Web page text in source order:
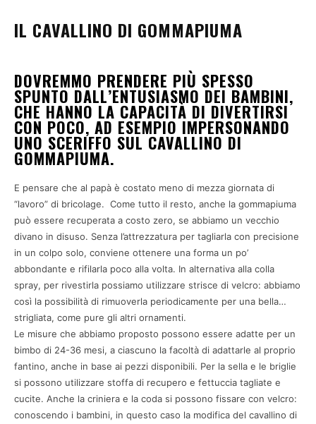
IL CAVALLINO DI GOMMAPIUMA
DOVREMMO PRENDERE PIÙ SPESSO
SPUNTO DALL’ENTUSIASMO DEI BAMBINI,
CHE HANNO LA CAPACITÀ DI DIVERTIRSI
CON POCO, AD ESEMPIO IMPERSONANDO
UNO SCERIFFO SUL CAVALLINO DI
GOMMAPIUMA.
E pensare che al papà è costato meno di mezza giornata di
“lavoro” di bricolage. Come tutto il resto, anche la gommapiuma
può essere recuperata a costo zero, se abbiamo un vecchio
divano in disuso. Senza l’attrezzatura per tagliarla con precisione
in un colpo solo, conviene ottenere una forma un po’
abbondante e rifilarla poco alla volta. In alternativa alla colla
spray, per rivestirla possiamo utilizzare strisce di velcro: abbiamo
così la possibilità di rimuoverla periodicamente per una bella…
strigliata, come pure gli altri ornamenti.
Le misure che abbiamo proposto possono essere adatte per un
bimbo di 24-36 mesi, a ciascuno la facoltà di adattarle al proprio
fantino, anche in base ai pezzi disponibili. Per la sella e le briglie
si possono utilizzare stoffa di recupero e fettuccia tagliate e
cucite. Anche la criniera e la coda si possono fissare con velcro:
conoscendo i bambini, in questo caso la modifica del cavallino di